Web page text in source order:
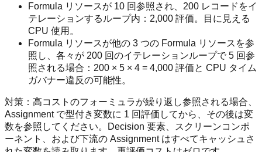
Formula リソースが 10 回参照され、200 レコードをイ
テレーションするループ内：2,000 評価。目に見える
CPU 使用。
Formula リソースが他の 3 つの Formula リソースを参
照し、各々が 200 回のイテレーションループで 5 回参
照される場合：200 × 5 × 4 = 4,000 評価と CPU タイム
ガバナー違反の可能性。
対策：高コストのフォーミュラが繰り返し参照される場合、
Assignment で型付き変数に 1 回評価してから、その後は変
数を参照してください。Decision 要素、スクリーンコンポ
ーネント、および下流の Assignment はすべてキャッシュさ